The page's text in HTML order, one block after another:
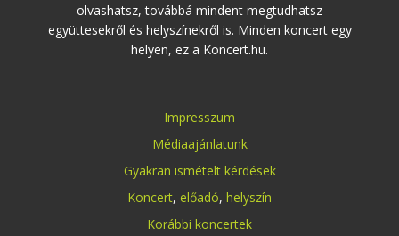
olvashatsz, továbbá mindent megtudhatsz
együttesekről és helyszínekről is. Minden koncert egy
helyen, ez a Koncert.hu.
Impresszum
Médiaajánlatunk
Gyakran ismételt kérdések
Koncert, előadó, helyszín
Korábbi koncertek